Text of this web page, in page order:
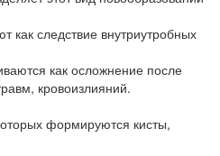
как следствие внутриутробных
как осложнение после
кровоизлияний.
формируются кисты,